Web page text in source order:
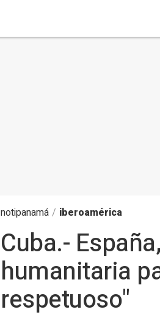
notipanamá / iberoamérica
Cuba.-
humanitaria
respetuoso"